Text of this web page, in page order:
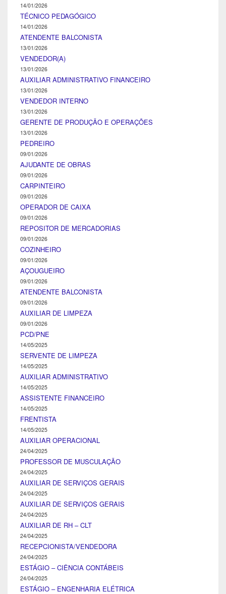
14/01/2026
TÉCNICO PEDAGÓGICO
14/01/2026
ATENDENTE BALCONISTA
13/01/2026
VENDEDOR(A)
13/01/2026
AUXILIAR ADMINISTRATIVO FINANCEIRO
13/01/2026
VENDEDOR INTERNO
13/01/2026
GERENTE DE PRODUÇÃO E OPERAÇÕES
13/01/2026
PEDREIRO
09/01/2026
AJUDANTE DE OBRAS
09/01/2026
CARPINTEIRO
09/01/2026
OPERADOR DE CAIXA
09/01/2026
REPOSITOR DE MERCADORIAS
09/01/2026
COZINHEIRO
09/01/2026
AÇOUGUEIRO
09/01/2026
ATENDENTE BALCONISTA
09/01/2026
AUXILIAR DE LIMPEZA
09/01/2026
PCD/PNE
14/05/2025
SERVENTE DE LIMPEZA
14/05/2025
AUXILIAR ADMINISTRATIVO
14/05/2025
ASSISTENTE FINANCEIRO
14/05/2025
FRENTISTA
14/05/2025
AUXILIAR OPERACIONAL
24/04/2025
PROFESSOR DE MUSCULAÇÃO
24/04/2025
AUXILIAR DE SERVIÇOS GERAIS
24/04/2025
AUXILIAR DE SERVIÇOS GERAIS
24/04/2025
AUXILIAR DE RH – CLT
24/04/2025
RECEPCIONISTA/VENDEDORA
24/04/2025
ESTÁGIO – CIÊNCIA CONTÁBEIS
24/04/2025
ESTÁGIO – ENGENHARIA ELÉTRICA